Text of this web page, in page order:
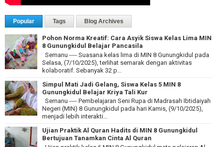
Popular Tags Blog Archives
Pohon Norma Kreatif: Cara Asyik Siswa Kelas Lima MIN
8 Gunungkidul Belajar Pancasila
Semanu ---- Suasana kelas lima di MIN 8 Gunungkidul pada
Selasa, (7/10/2025), terlihat semarak dengan aktivitas
kolaboratif. Sebanyak 32 p...
Simpul Mati Jadi Gelang, Siswa Kelas 5 MIN 8
Gunungkidul Belajar Kriya Tali Kur
Semanu ---- Pembelajaran Seni Rupa di Madrasah Ibtidaiyah
Negeri (MIN) 8 Gunungkidul pada hari Kamis, (9/10/2025),
menjadi lebih interakti...
Ujian Praktik Al Quran Hadits di MIN 8 Gunungkidul
Bertujuan Tanamkan Cinta Al Quran